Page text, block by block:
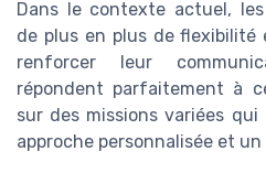
Dans le contexte actuel,
de plus en plus de flexibilité
renforcer leur
répondent parfaitement à
sur des missions variées
approche personnalisée et